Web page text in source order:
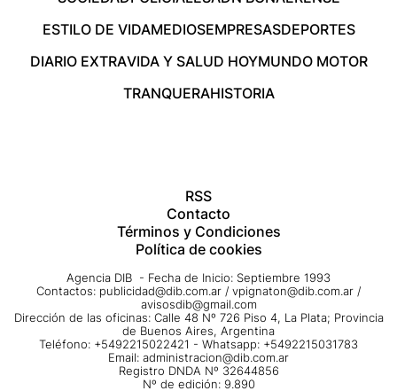
ESTILO DE VIDAMEDIOSEMPRESASDEPORTES
DIARIO EXTRAVIDA Y SALUD HOYMUNDO MOTOR
TRANQUERAHISTORIA
RSS
Contacto
Términos y Condiciones
Política de cookies
Agencia DIB - Fecha de Inicio: Septiembre 1993
Contactos: publicidad@dib.com.ar / vpignaton@dib.com.ar /
avisosdib@gmail.com
Dirección de las oficinas: Calle 48 Nº 726 Piso 4, La Plata; Provincia
de Buenos Aires, Argentina
Teléfono: +5492215022421 - Whatsapp: +5492215031783
Email: administracion@dib.com.ar
Registro DNDA Nº 32644856
Nº de edición: 9.890